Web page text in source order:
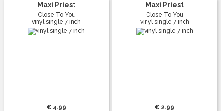
Maxi Priest
Close To You
vinyl single 7 inch
€ 4.99
Maxi Priest
Close To You
vinyl single 7 inch
€ 2.99